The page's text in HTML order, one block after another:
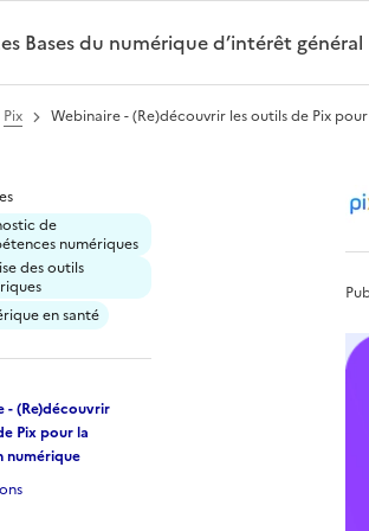
du numérique d’intérêt général-
Bases du numérique d’intérêt général
Pix Webinaire - (Re)découvrir les outils de Pix
-
de
numériques
des outils
en santé
- (Re)découvrir
Pix pour la
numérique